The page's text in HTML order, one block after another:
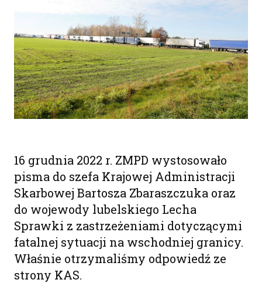
16 grudnia 2022 r. ZMPD wystosowało
pisma do szefa Krajowej Administracji
Skarbowej Bartosza Zbaraszczuka oraz
do wojewody lubelskiego Lecha
Sprawki z zastrzeżeniami dotyczącymi
fatalnej sytuacji na wschodniej granicy.
Właśnie otrzymaliśmy odpowiedź ze
strony KAS.